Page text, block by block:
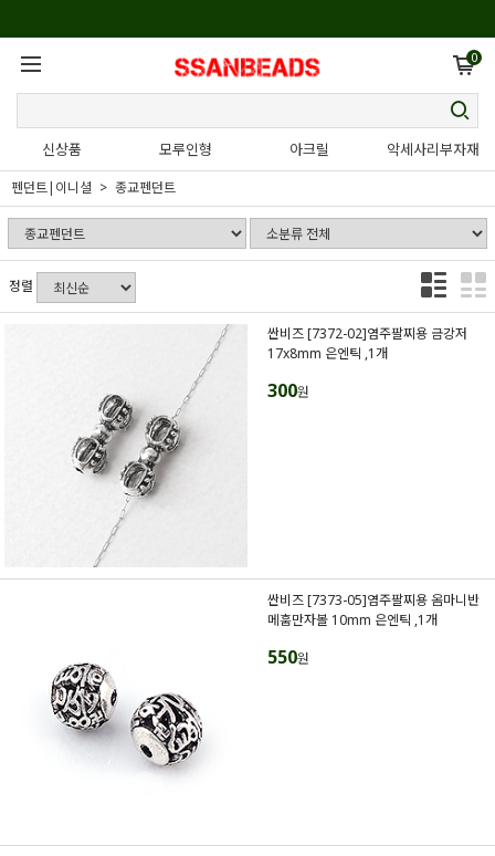
0
신상품 모루인형 아크릴 악세사리부자재
펜던트|이니셜 종교펜던트
정렬
싼비즈 [7372-02]염주팔찌용 금강저
17x8mm 은엔틱 ,1개
300원
싼비즈 [7373-05]염주팔찌용 옴마니반
메훔만자볼 10mm 은엔틱 ,1개
550원